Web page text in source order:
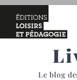
Le blog